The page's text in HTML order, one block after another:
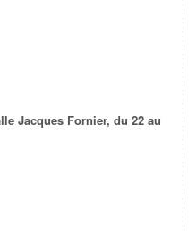
Jacques Fornier, du 22 au